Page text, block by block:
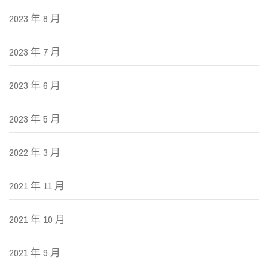
2023 年 8 月
2023 年 7 月
2023 年 6 月
2023 年 5 月
2022 年 3 月
2021 年 11 月
2021 年 10 月
2021 年 9 月